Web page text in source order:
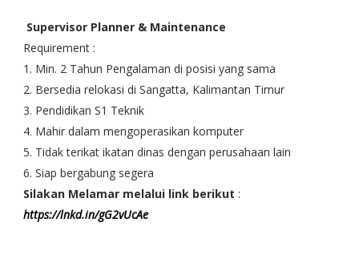
Supervisor Planner & Maintenance
Requirement :
1. Min. 2 Tahun Pengalaman di posisi yang sama
2. Bersedia relokasi di Sangatta, Kalimantan Timur
3. Pendidikan S1 Teknik
4. Mahir dalam mengoperasikan komputer
5. Tidak terikat ikatan dinas dengan perusahaan lain
6. Siap bergabung segera
Silakan Melamar melalui link berikut :
https://lnkd.in/gG2vUcAe